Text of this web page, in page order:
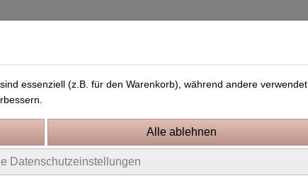
essenziell (z.B. für den Warenkorb), während andere verwendet
Datenschutzeinstellungen